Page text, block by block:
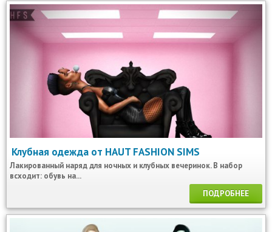
Клубная одежда от HAUT FASHION SIMS
Лакированный наряд для ночных и клубных вечеринок. В набор
всходит: обувь на...
ПОДРОБНЕЕ